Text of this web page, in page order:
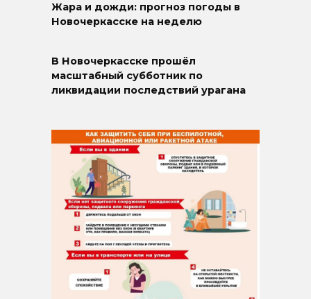
Жара и дожди: прогноз погоды в
Новочеркасске на неделю
В Новочеркасске прошёл
масштабный субботник по
ликвидации последствий урагана